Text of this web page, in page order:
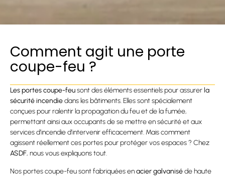
Comment agit une porte
coupe-feu ?
Les portes coupe-feusont des éléments essentiels pour assurer la
sécurité incendiedans les bâtiments. Elles sont spécialement
conçues pour ralentir la propagation du feu et de la fumée,
permettant ainsi aux occupants de se mettre en sécurité et aux
services d’incendie d’intervenir efficacement. Mais comment
agissent réellement ces portes pour protéger vos espaces ? Chez
ASDF, nous vous expliquons tout.
Nos portes coupe-feu sont fabriquées enacier galvaniséde haute